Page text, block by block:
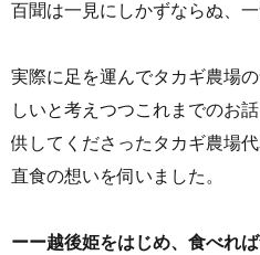
百聞は一見にしかずならぬ、一
実際に足を運んでタカギ農場
しいと考えつつこれまでのお
供してくださったタカギ農場
直食の想いを伺いました。
ーー越後姫をはじめ、食べれ